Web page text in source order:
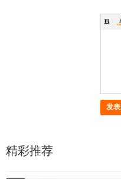
发
精彩推荐